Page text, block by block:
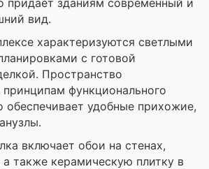
придает зданиям современный и
вид.
характеризуются светлыми
с готовой
Пространство
принципам функционального
обеспечивает удобные прихожие,
включает обои на стенах,
а также керамическую плитку в